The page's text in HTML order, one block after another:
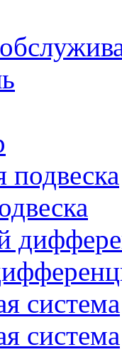
подвеска
система
система